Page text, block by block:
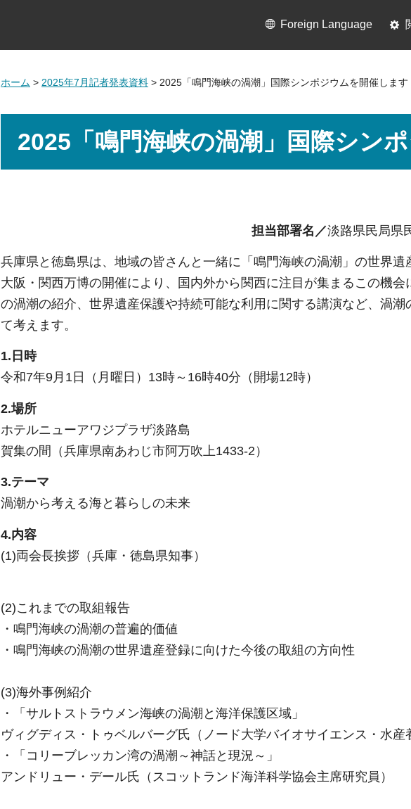
Foreign Language
ホーム > 2025年7月記者発表資料 > 2025「鳴門海峡の渦潮」国際シンポジウムを開催します
2025「鳴門海峡の渦潮」国際シン
担当部署名／淡路県民局
兵庫県と徳島県は、地域の皆さんと一緒に「鳴門海峡の渦潮」の世界遺
大阪・関西万博の開催により、国内外から関西に注目が集まるこの機
の渦潮の紹介、世界遺産保護や持続可能な利用に関する講演など、渦
て考えます。
1.日時
令和7年9月1日（月曜日）13時～16時40分（開場12時）
2.場所
ホテルニューアワジプラザ淡路島
賀集の間（兵庫県南あわじ市阿万吹上1433-2）
3.テーマ
渦潮から考える海と暮らしの未来
4.内容
(1)両会長挨拶（兵庫・徳島県知事）
(2)これまでの取組報告
・鳴門海峡の渦潮の普遍的価値
・鳴門海峡の渦潮の世界遺産登録に向けた今後の取組の方向性
(3)海外事例紹介
・「サルトストラウメン海峡の渦潮と海洋保護区域」
ヴィグディス・トゥベルバーグ氏（ノード大学バイオサイエンス・水産
・「コリーブレッカン湾の渦潮～神話と現況～」
アンドリュー・デール氏（スコットランド海洋科学協会主席研究員）